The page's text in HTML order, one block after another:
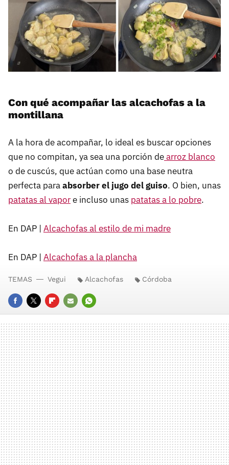
Con qué acompañar las alcachofas a la
montillana
A la hora de acompañar, lo ideal es buscar opciones
que no compitan, ya sea una porción dearroz blanco
o de cuscús, que actúan como una base neutra
perfecta paraabsorber el jugo del guiso. O bien, unas
patatas al vapore incluso unas patatas a lo pobre.
En DAP | Alcachofas al estilo de mi madre
En DAP | Alcachofas a la plancha
FACEBOOK
TWITTERFLIPBOARD
E-
MAIL
WHATSAPP
TEMAS Vegui Alcachofas Córdoba